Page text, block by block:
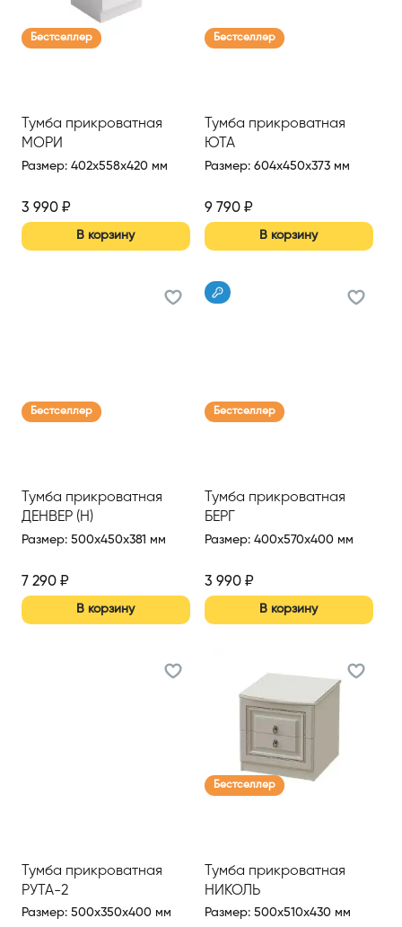
Бестселлер
Тумба прикроватная
МОРИ
Размер: 402x558x420 мм
3 990 ₽
В корзину
Бестселлер
Тумба прикроватная
ЮТА
Размер: 604x450x373 мм
9 790₽
В корзину
Бестселлер
Тумба прикроватная
ДЕНВЕР (Н)
Размер: 500x450x381 мм
7 290 ₽
В корзину
Бестселлер
Тумба прикроватная
БЕРГ
Размер: 400x570x400 мм
3 990₽
В корзину
Тумба прикроватная
РУТА-2
Размер: 500x350x400 мм
Бестселлер
Тумба прикроватная
НИКОЛЬ
Размер: 500x510x430 мм